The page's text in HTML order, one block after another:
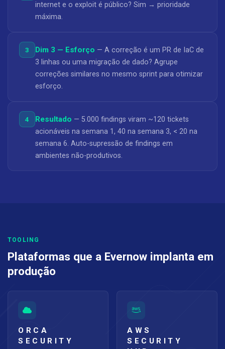
internet e o exploit é público? Sim → prioridade
máxima.
3 Dim 3 — Esforço — A correção é um PR de IaC de
3 linhas ou uma migração de dado? Agrupe
correções similares no mesmo sprint para otimizar
esforço.
4 Resultado — 5.000 findings viram ~120 tickets
acionáveis na semana 1, 40 na semana 3, < 20 na
semana 6. Auto-supressão de findings em
ambientes não-produtivos.
TOOLING
Plataformas que a Evernow implanta em
produção
ORCA
SECURITY
AWS
SECURITY